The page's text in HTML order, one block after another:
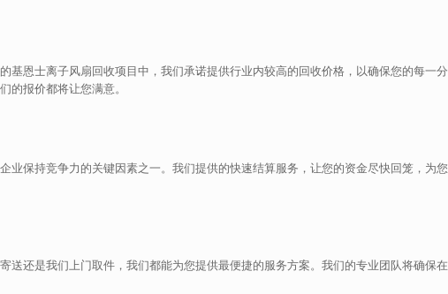
基恩士离子风扇回收项目中，我们承诺提供行业内较高的回收价格，以确保您的每一分
的报价都将让您满意。
业保持竞争力的关键因素之一。我们提供的快速结算服务，让您的资金尽快回笼，为您
送还是我们上门取件，我们都能为您提供最便捷的服务方案。我们的专业团队将确保在